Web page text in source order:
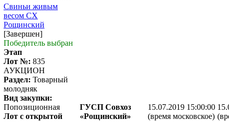
Свиньи живым
весом СХ
Рощинский
[Завершен]
Победитель выбран
Этап
Лот №: 835
АУКЦИОН
Раздел: Товарный
молодняк
Вид закупки:
Попозиционная
Лот с открытой
ГУСП Совхоз
«Рощинский»
15.07.2019 15:00:00
(время московское)